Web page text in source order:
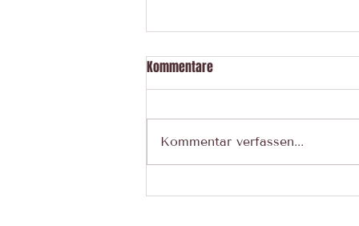
Motten im Ferienhaus: Warum
Kommentare
Kommentar verfassen...